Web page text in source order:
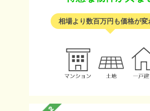
相場より数百万円も価格が変